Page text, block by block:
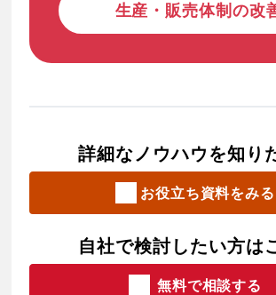
生産・販売体制の改
詳細なノウハウを知り
お役立ち資料をみる
自社で検討したい方は
無料で相談する